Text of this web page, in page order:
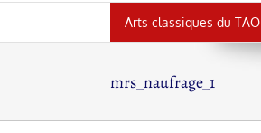
Arts classiques du TAO
mrs_naufrage_1